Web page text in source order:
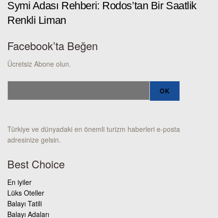
Symi Adası Rehberi: Rodos’tan Bir Saatlik
Renkli Liman
Facebook’ta Beğen
Ücretsiz Abone olun.
Türkiye ve dünyadaki en önemli turizm haberleri e-posta
adresinize gelsin.
Best Choice
En iyiler
Lüks Oteller
Balayı Tatili
Balayı Adaları